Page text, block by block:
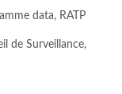
data, RATP
de Surveillance,